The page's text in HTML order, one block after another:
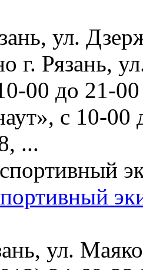
ул.
г. Рязань,
00 до 21-
с 10-00
...
ул.